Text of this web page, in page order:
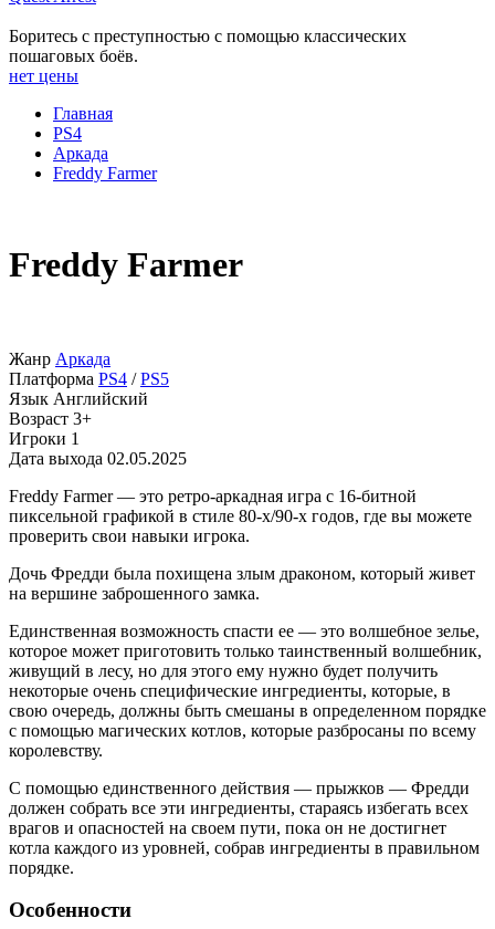
Боритесь с преступностью с помощью классических
пошаговых боёв.
нет цены
Главная
PS4
Аркада
Freddy Farmer
Freddy Farmer
Жанр Аркада
Платформа PS4 /PS5
Язык Английский
Возраст 3+
Игроки 1
Дата выхода 02.05.2025
Freddy Farmer — это ретро-аркадная игра с 16-битной
пиксельной графикой в ​​стиле 80-х/90-х годов, где вы можете
проверить свои навыки игрока.
Дочь Фредди была похищена злым драконом, который живет
на вершине заброшенного замка.
Единственная возможность спасти ее — это волшебное зелье,
которое может приготовить только таинственный волшебник,
живущий в лесу, но для этого ему нужно будет получить
некоторые очень специфические ингредиенты, которые, в
свою очередь, должны быть смешаны в определенном порядке
с помощью магических котлов, которые разбросаны по всему
королевству.
С помощью единственного действия — прыжков — Фредди
должен собрать все эти ингредиенты, стараясь избегать всех
врагов и опасностей на своем пути, пока он не достигнет
котла каждого из уровней, собрав ингредиенты в правильном
порядке.
Особенности